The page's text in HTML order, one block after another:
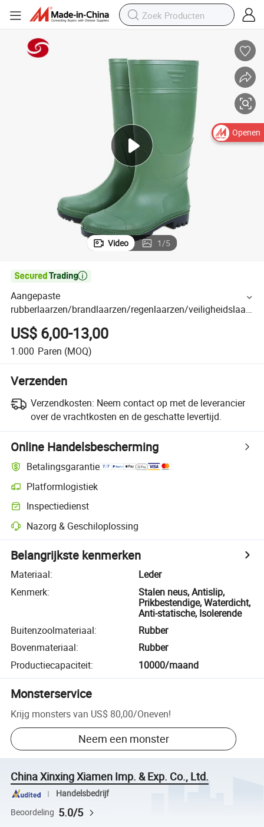
Video 1/5

Aangepaste
rubberlaarzen/brandlaarzen/regenlaarzen/veiligheidslaar
zen/PVC laarzen
US$ 6,00-13,00
1.000 Paren (MOQ)
Verzenden
Verzendkosten: Neem contact op met de leverancier
over de vrachtkosten en de geschatte levertijd.
Online Handelsbescherming
Betalingsgarantie
Platformlogistiek
Inspectiedienst
Nazorg & Geschiloplossing
Belangrijkste kenmerken
Materiaal:
Leder
Kenmerk:
Stalen neus, Antislip,
Prikbestendige, Waterdicht,
Anti-statische, Isolerende
Buitenzoolmateriaal:
Rubber
Bovenmateriaal:
Rubber
Productiecapaciteit: 10000/maand
Monsterservice
Krijg monsters van US$ 80,00/Oneven!
Neem een monster
China Xinxing Xiamen Imp. & Exp. Co., Ltd.
Handelsbedrijf
Beoordeling 5.0/5
Openen